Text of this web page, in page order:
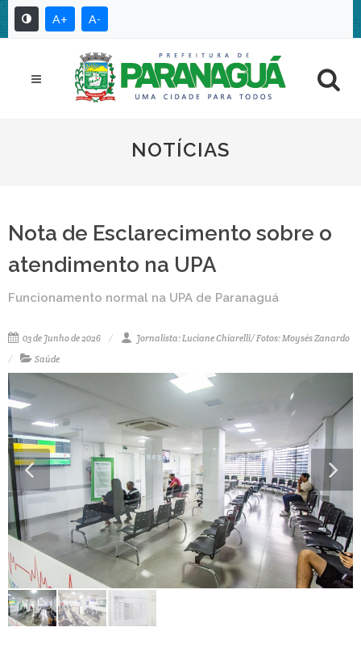
A+ A-
NOTÍCIAS
Nota de Esclarecimento sobre o
atendimento na UPA
Funcionamento normal na UPA de Paranaguá
03 de Junho de 2026
Jornalista: Luciane Chiarelli/ Fotos: Moysés Zanardo
Saúde